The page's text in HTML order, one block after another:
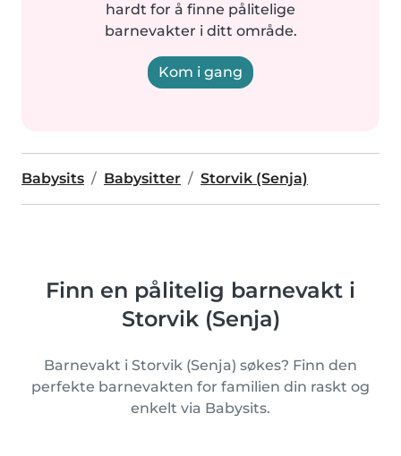
hardt for å finne pålitelige
barnevakter i ditt område.
Kom i gang
Babysits Babysitter Storvik (Senja)
Finn en pålitelig barnevakt i
Storvik (Senja)
Barnevakt i Storvik (Senja) søkes? Finn den
perfekte barnevakten for familien din raskt og
enkelt via Babysits.